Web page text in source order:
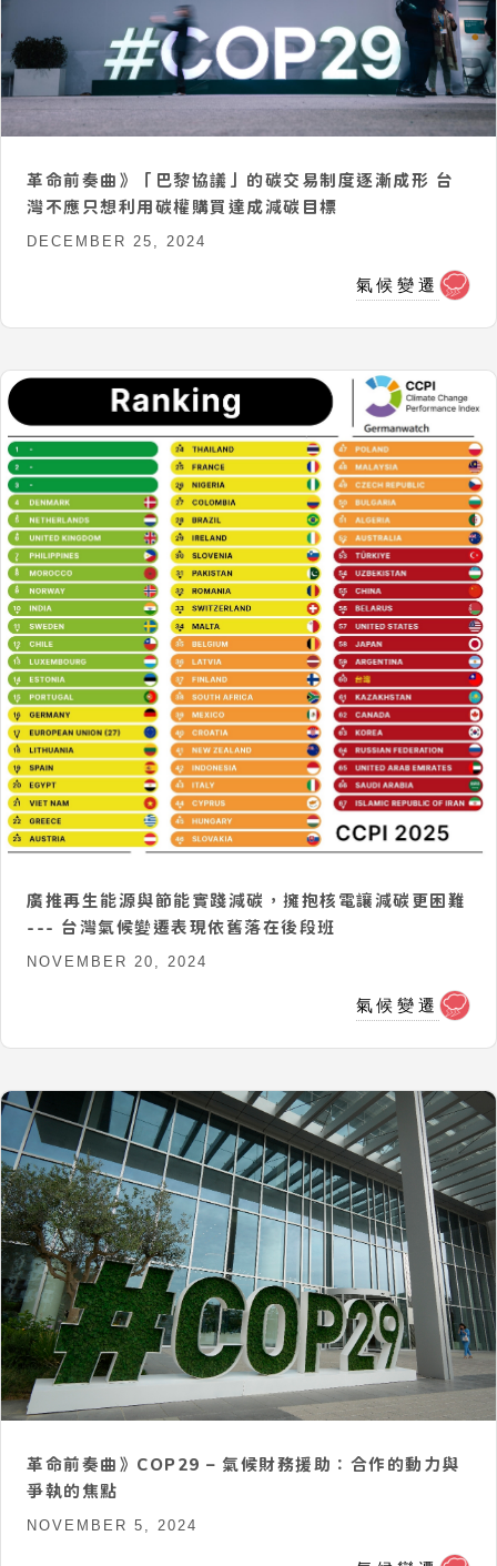
革命前奏曲》「巴黎協議」的碳交易制度逐漸成形 台
灣不應只想利用碳權購買達成減碳目標
DECEMBER 25, 2024
氣候變遷
廣推再生能源與節能實踐減碳，擁抱核電讓減碳更困難
--- 台灣氣候變遷表現依舊落在後段班
NOVEMBER 20, 2024
氣候變遷
革命前奏曲》COP29 – 氣候財務援助：合作的動力與
爭執的焦點
NOVEMBER 5, 2024